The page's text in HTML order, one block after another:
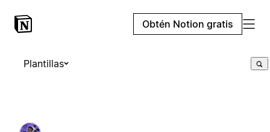
Obtén Notion gratis
Plantillas